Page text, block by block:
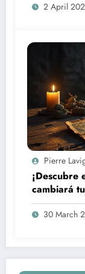
2 April
Pierre
¡Descubre
cambiará
30 March